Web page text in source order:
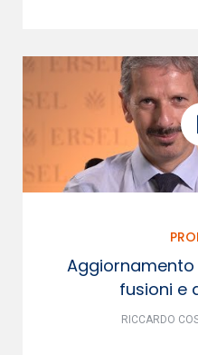
fusioni e
RICCARDO